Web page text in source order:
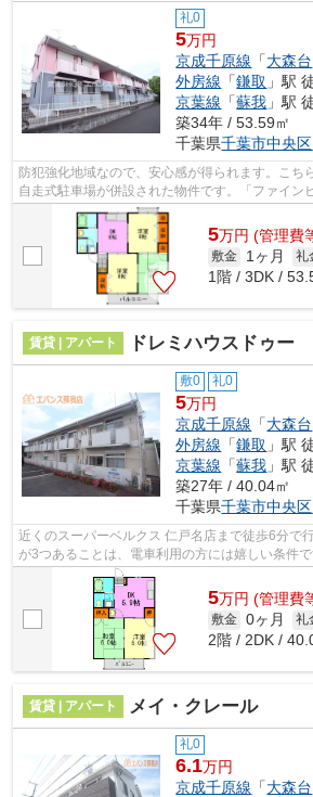
礼0
5万円
京成千原線 「大森台
外房線 「鎌取 」駅
京葉線 「蘇我 」駅
築34年 / 53.59㎡
千葉県千葉市中央区
防犯強化地域なので、安心感が得られます。こち
自走式駐車場が併設された物件です。「ファイ
シ。千葉市中央区エリアの賃貸情報をお...
5万円 (管理費
敷金 1ヶ月 礼
1階 / 3DK /
賃貸 | アパート ドレミハウスドゥー
敷0 礼0
5万円
京成千原線 「大森台
外房線 「鎌取 」駅
京葉線 「蘇我 」駅
築27年 / 40.04㎡
千葉県千葉市中央区
近くのスーパーベルクス 仁戸名店まで徒歩6分で
が3つあることは、電車利用の方には嬉しい条件で
たの不安をきっと取り除いてくれます。...
5万円 (管理費
敷金 0ヶ月 礼
2階 / 2DK /
賃貸 | アパート メイ・クレール
礼0
6.1万円
京成千原線 「大森台